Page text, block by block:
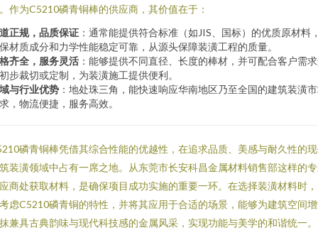
作为C5210磷青铜棒的供应商，其价值在于：
正规，品质保证 ：通常能提供符合标准（如JIS、国标）的优质原材料
材质成分和力学性能稳定可靠，从源头保障装潢工程的质量。
齐全，服务灵活 ：能够提供不同直径、长度的棒材，并可配合客户需
步裁切或定制，为装潢施工提供便利。
与行业优势 ：地处珠三角，能快速响应华南地区乃至全国的建筑装潢
，物流便捷，服务高效。
磷青铜棒凭借其综合性能的优越性，在追求品质、美感与耐久性的
装潢领域中占有一席之地。从东莞市长安科昌金属材料销售部这样的
商处获取材料，是确保项目成功实施的重要一环。在选择装潢材料时
虑C5210磷青铜的特性，并将其应用于合适的场景，能够为建筑空间
兼具古典韵味与现代科技感的金属风采，实现功能与美学的和谐统一。